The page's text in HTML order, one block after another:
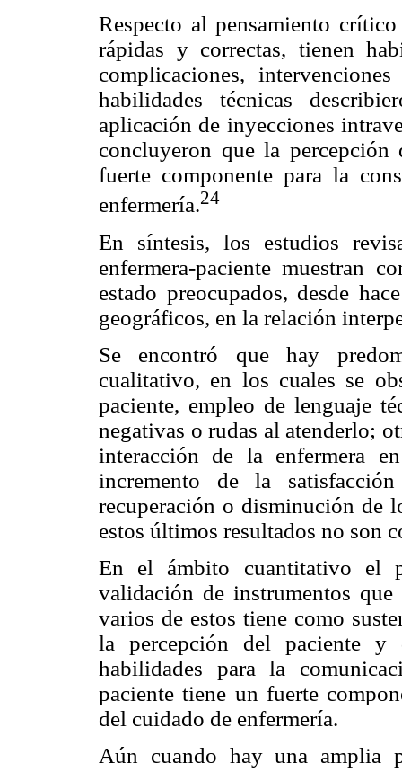
Respecto al pensamiento
rápidas y correctas, tienen
complicaciones,
habilidades técnicas
aplicación de inyecciones
concluyeron que la percepción
fuerte componente para la
enfermería.24
En síntesis, los estudios
enfermera-paciente muestran
estado preocupados, desde
geográficos, en la relación
Se encontró que hay
cualitativo, en los cuales se
paciente, empleo de lenguaje
negativas o rudas al atenderlo;
interacción de la enfermera
incremento de la
recuperación o disminución de
estos últimos resultados no son
En el ámbito cuantitativo el
validación de instrumentos
varios de estos tiene como
la percepción del paciente
habilidades para la
paciente tiene un fuerte
del cuidado de enfermería.
Aún cuando hay una amplia